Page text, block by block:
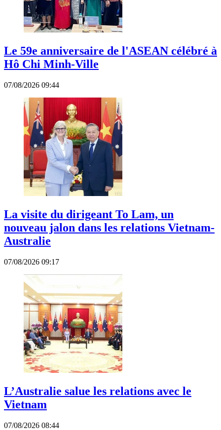
Le 59e anniversaire de l'ASEAN célébré à
Hô Chi Minh-Ville
07/08/2026 09:44
La visite du dirigeant To Lam, un
nouveau jalon dans les relations Vietnam-
Australie
07/08/2026 09:17
L’Australie salue les relations avec le
Vietnam
07/08/2026 08:44